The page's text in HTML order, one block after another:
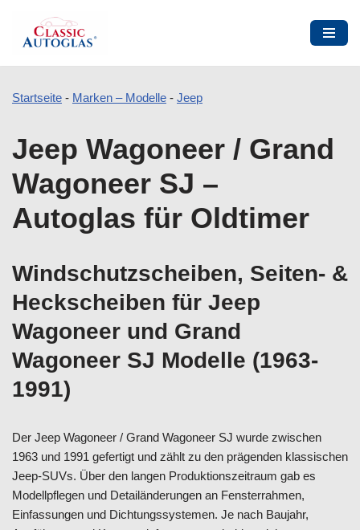
Inhalt
Startseite - Marken – Modelle - Jeep
Jeep Wagoneer / Grand
Wagoneer SJ –
Autoglas für Oldtimer
Windschutzscheiben, Seiten- &
Heckscheiben für Jeep
Wagoneer und Grand
Wagoneer SJ Modelle (1963-
1991)
Der Jeep Wagoneer / Grand Wagoneer SJ wurde zwischen
1963 und 1991 gefertigt und zählt zu den prägenden klassischen
Jeep-SUVs. Über den langen Produktionszeitraum gab es
Modellpflegen und Detailänderungen an Fensterrahmen,
Einfassungen und Dichtungssystemen. Je nach Baujahr,